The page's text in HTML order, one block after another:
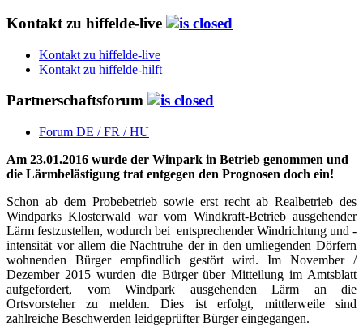
Kontakt zu hiffelde-live
Kontakt zu hiffelde-live
Kontakt zu hiffelde-hilft
Partnerschaftsforum
Forum DE / FR / HU
Am 23.01.2016 wurde der Winpark in Betrieb genommen und
die Lärmbelästigung trat entgegen den Prognosen doch ein!
Schon ab dem Probebetrieb sowie erst recht ab Realbetrieb des
Windparks Klosterwald war vom Windkraft-Betrieb ausgehender
Lärm festzustellen, wodurch bei entsprechender Windrichtung und -
intensität vor allem die Nachtruhe der in den umliegenden Dörfern
wohnenden Bürger empfindlich gestört wird. Im November /
Dezember 2015 wurden die Bürger über Mitteilung im Amtsblatt
aufgefordert, vom Windpark ausgehenden Lärm an die
Ortsvorsteher zu melden. Dies ist erfolgt, mittlerweile sind
zahlreiche Beschwerden leidgeprüfter Bürger eingegangen.